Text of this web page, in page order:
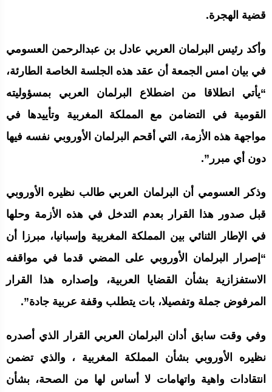
قضية الهجرة.
وأكد رئيس البرلمان العربي عادل بن عبدالرحمن العسومي
في بيان امس الجمعة أن عقد هذه الجلسة الخاصة الطارئة،
“يأتي انطلاقا من اضطلاع البرلمان العربي بمسؤوليته
القومية في التضامن مع المملكة المغربية وتأييدها في
مواجهة هذه الأزمة، التي أقحم البرلمان الأوروبي نفسه فيها
دون أي مبرر”.
وذكر العسومي أن البرلمان العربي طالب نظيره الأوروبي
قبل صدور هذا القرار بعدم التدخل في هذه الأزمة وحلها
في الإطار الثنائي بين المملكة المغربية وإسبانيا، مبرزا أن
“إصرار البرلمان الأوروبي على المضي قدما في مواقفه
الاستفزازية بشأن القضايا العربية، وإصداره هذا القرار
المرفوض جملة وتفصيلا، بات يتطلب وقفة عربية جادة”.
وفي وقت سابق أدان البرلمان العربي القرار الذي أصدره
نظيره الأوروبي بشأن المملكة المغربية ، والذي تضمن
انتقادات واهية واتهامات لا أساس لها من الصحة، بشأن